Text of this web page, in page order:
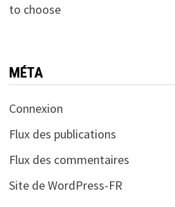
to choose
MÉTA
Connexion
Flux des publications
Flux des commentaires
Site de WordPress-FR